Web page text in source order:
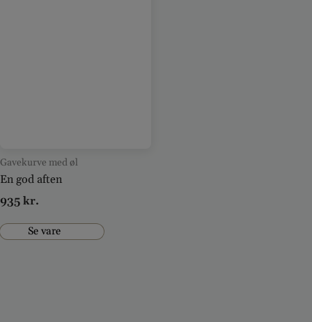
Gavekurve med øl
En god aften
935 kr.
Se vare